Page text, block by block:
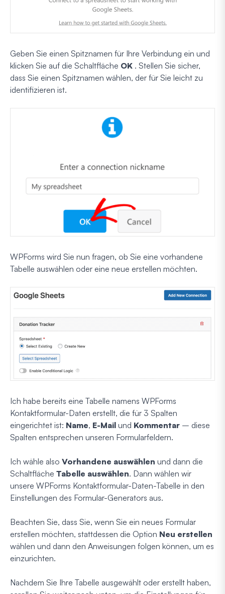
Geben Sie einen Spitznamen für Ihre Verbindung ein und
klicken Sie auf die Schaltfläche OK . Stellen Sie sicher,
dass Sie einen Spitznamen wählen, der für Sie leicht zu
identifizieren ist.
WPForms wird Sie nun fragen, ob Sie eine vorhandene
Tabelle auswählen oder eine neue erstellen möchten.
Ich habe bereits eine Tabelle namens WPForms
Kontaktformular-Daten erstellt, die für 3 Spalten
eingerichtet ist: Name, E-Mail und Kommentar – diese
Spalten entsprechen unseren Formularfeldern.
Ich wähle also Vorhandene auswählen und dann die
Schaltfläche Tabelle auswählen. Dann wählen wir
unsere WPForms Kontaktformular-Daten-Tabelle in den
Einstellungen des Formular-Generators aus.
Beachten Sie, dass Sie, wenn Sie ein neues Formular
erstellen möchten, stattdessen die Option Neu erstellen
wählen und dann den Anweisungen folgen können, um es
einzurichten.
Nachdem Sie Ihre Tabelle ausgewählt oder erstellt haben,